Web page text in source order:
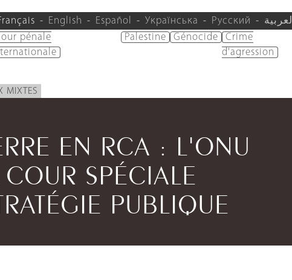
English Español Українська Русский العربية
pénale
Palestine Génocide
Crime
d'agression
MIXTES
EN RCA : L'ONU
SPÉCIALE
PUBLIQUE